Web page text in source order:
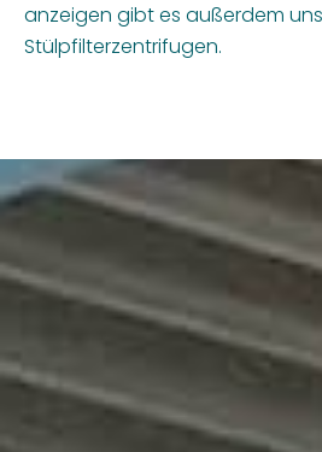
anzeigen gibt es außerdem
Stülpfilterzentrifugen.